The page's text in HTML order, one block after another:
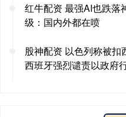
红牛配资 最强AI也跌落
级：国内外都在喷
股神配资 以色列称被扣
西班牙强烈谴责以政府